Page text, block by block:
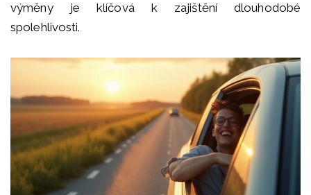
výměny je klíčová k zajištění dlouhodobé
spolehlivosti.